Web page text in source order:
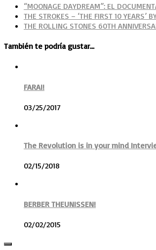
“MOONAGE DAYDREAM”: EL
THE STROKES – ‘THE FIRST 10 YEARS’
THE ROLLING STONES 60TH
También te podría gustar...
FARAI!
03/25/2017
The Revolution is in your mind
02/15/2018
BERBER THEUNISSEN!
02/02/2015